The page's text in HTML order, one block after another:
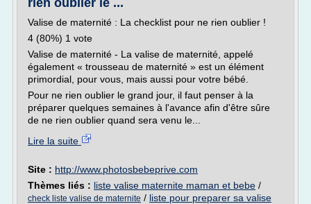
rien oublier le ...
Valise de maternité : La checklist pour ne rien oublier !
4 (80%) 1 vote
Valise de maternité - La valise de maternité, appelé
également « trousseau de maternité » est un élément
primordial, pour vous, mais aussi pour votre bébé.
Pour ne rien oublier le grand jour, il faut penser à la
préparer quelques semaines à l'avance afin d'être sûre
de ne rien oublier quand sera venu le...
Lire la suite
Site : http://www.photosbebeprive.com
Thèmes liés : liste valise maternite maman et bebe /
check liste valise de maternite / liste pour preparer sa valise